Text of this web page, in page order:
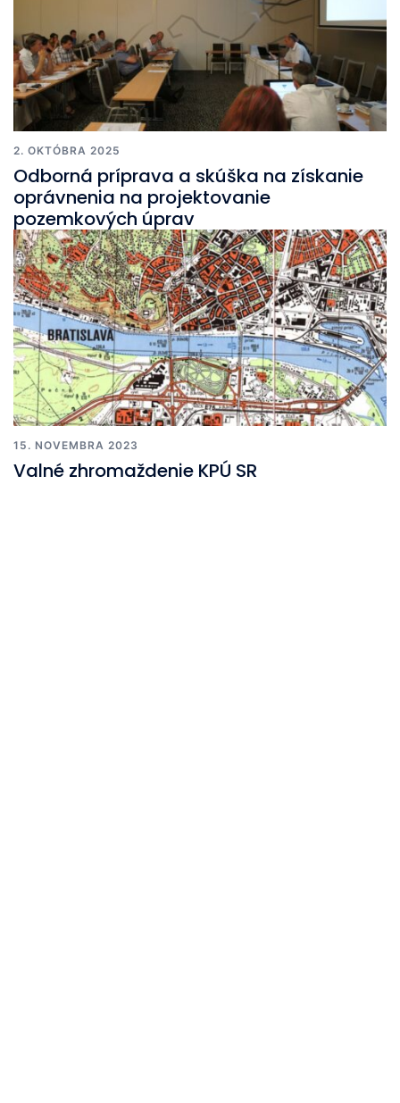
2. OKTÓBRA 2025
Odborná príprava a skúška na získanie
oprávnenia na projektovanie
pozemkových úprav
15. NOVEMBRA 2023
Valné zhromaždenie KPÚ SR